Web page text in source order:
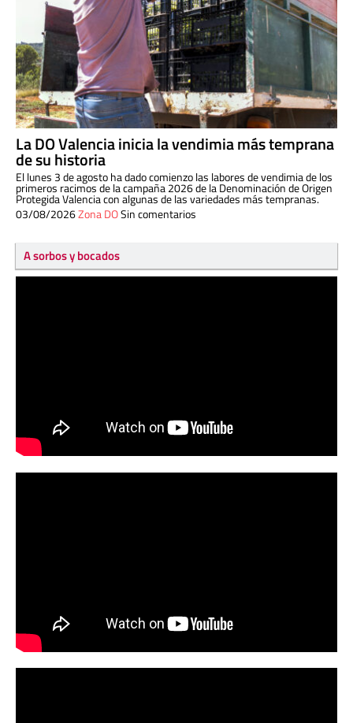
La DO Valencia inicia la vendimia más temprana
de su historia
El lunes 3 de agosto ha dado comienzo las labores de vendimia de los
primeros racimos de la campaña 2026 de la Denominación de Origen
Protegida Valencia con algunas de las variedades más tempranas.
03/08/2026Zona DOSin comentarios
A sorbos y bocados